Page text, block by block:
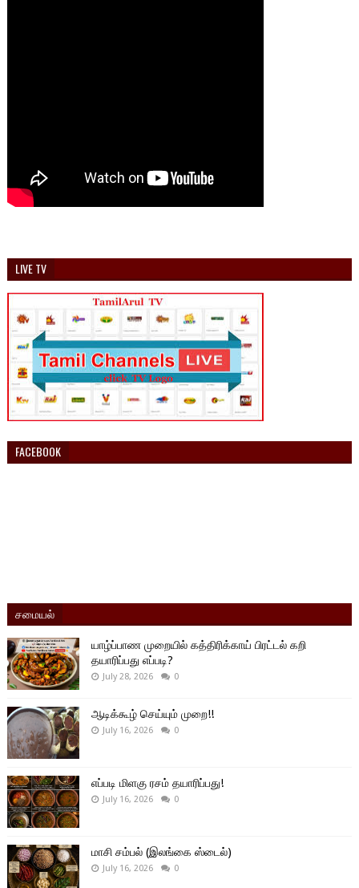
LIVE TV
FACEBOOK
சமையல்
யாழ்ப்பாண முறையில் கத்திரிக்காய் பிரட்டல் கறி
தயாரிப்பது எப்படி?
July 28, 2026 0
ஆடிக்கூழ் செய்யும் முறை!!
July 16, 2026 0
எப்படி மிளகு ரசம் தயாரிப்பது!
July 16, 2026 0
மாசி சம்பல் (இலங்கை ஸ்டைல்)
July 16, 2026 0